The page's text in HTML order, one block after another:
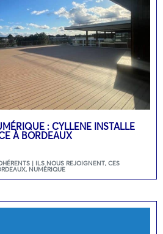
: CYLLENE INSTALLE
À BORDEAUX
| ILS NOUS REJOIGNENT, CES
, NUMÉRIQUE